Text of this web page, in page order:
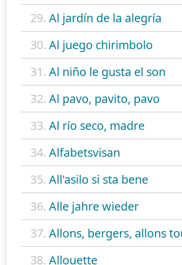
29. Al jardín de la alegría
30. Al juego chirimbolo
31. Al niño le gusta el son
32. Al pavo, pavito, pavo
33. Al río seco, madre
34. Alfabetsvisan
35. All'asilo si sta bene
36. Alle jahre wieder
37. Allons, bergers, allons
38. Allouette